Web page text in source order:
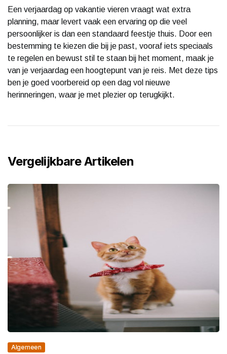
Een verjaardag op vakantie vieren vraagt wat extra
planning, maar levert vaak een ervaring op die veel
persoonlijker is dan een standaard feestje thuis. Door een
bestemming te kiezen die bij je past, vooraf iets speciaals
te regelen en bewust stil te staan bij het moment, maak je
van je verjaardag een hoogtepunt van je reis. Met deze tips
ben je goed voorbereid op een dag vol nieuwe
herinneringen, waar je met plezier op terugkijkt.
Vergelijkbare Artikelen
Algemeen